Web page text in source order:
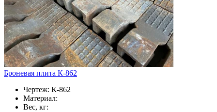
Броневая плита К-862
Чертеж: К-862
Материал:
Вес, кг: